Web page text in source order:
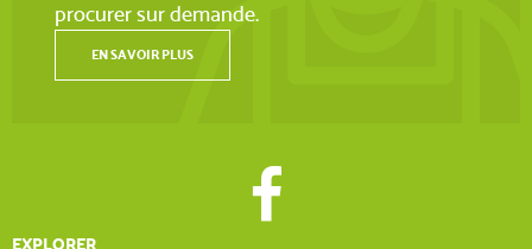
procurer sur demande.
EN SAVOIR PLUS